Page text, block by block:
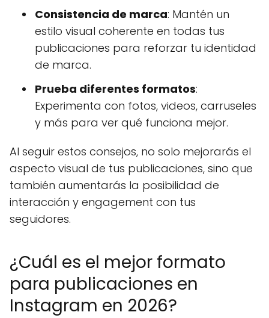
Consistencia de marca: Mantén un
estilo visual coherente en todas tus
publicaciones para reforzar tu identidad
de marca.
Prueba diferentes formatos:
Experimenta con fotos, videos, carruseles
y más para ver qué funciona mejor.
Al seguir estos consejos, no solo mejorarás el
aspecto visual de tus publicaciones, sino que
también aumentarás la posibilidad de
interacción y engagement con tus
seguidores.
¿Cuál es el mejor formato
para publicaciones en
Instagram en 2026?